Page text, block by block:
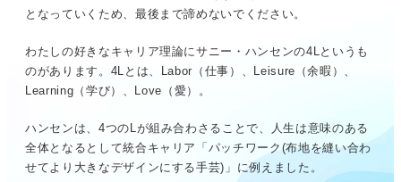
となっていくため、最後まで諦めないでください。
わたしの好きなキャリア理論にサニー・ハンセンの4Lというも
のがあります。4Lとは、Labor（仕事）、Leisure（余暇）、
Learning（学び）、Love（愛）。
ハンセンは、4つのLが組み合わさることで、人生は意味のある
全体となるとして統合キャリア「パッチワーク(布地を縫い合わ
せてより大きなデザインにする手芸)」に例えました。